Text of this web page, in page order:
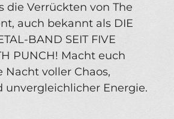
die Verrückten von The
auch bekannt als DIE
BAND SEIT FIVE
PUNCH! Macht euch
Nacht voller Chaos,
unvergleichlicher Energie.